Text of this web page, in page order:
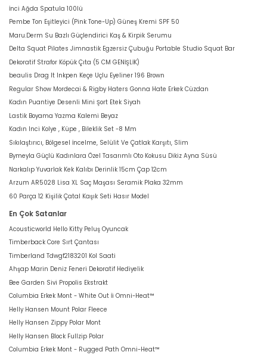
İnci Ağda Spatula 100lü
Pembe Ton Eşitleyici (Pink Tone-Up) Güneş Kremi SPF 50
Maru.Derm Su Bazlı Güçlendirici Kaş & Kirpik Serumu
Delta Squat Pilates Jimnastik Egzersiz Çubuğu Portable Studio Squat Bar
Dekoratif Strafor Köpük Çıta (5 CM GENİŞLİK)
beaulis Drag It Inkpen Keçe Uçlu Eyeliner 196 Brown
Regular Show Mordecai & Rigby Haters Gonna Hate Erkek Cüzdan
Kadın Puantiye Desenli Mini Şort Etek Siyah
Lastik Boyama Yazma Kalemi Beyaz
Kadın Inci Kolye , Küpe , Bileklik Set -8 Mm
Sıkılaştırıcı, Bölgesel İncelme, Selülit Ve Çatlak Karşıtı, Slim
Bymeyla Güçlü Kadınlara Özel Tasarımlı Oto Kokusu Dikiz Ayna Süsü
Narkalıp Yuvarlak Kek Kalıbı Derinlik 15cm Çap 12cm
Arzum AR5028 Lisa XL Saç Maşası Seramik Plaka 32mm
60 Parça 12 Kişilik Çatal Kaşık Seti Hasır Model
En Çok Satanlar
Acousticworld Hello Kitty Peluş Oyuncak
Timberback Core Sırt Çantası
Timberland Tdwgf2183201 Kol Saati
Ahşap Marin Deniz Feneri Dekoratif Hediyelik
Bee Garden Sivi Propolis Ekstrakt
Columbia Erkek Mont - White Out İi Omni-Heat™
Helly Hansen Mount Polar Fleece
Helly Hansen Zippy Polar Mont
Helly Hansen Block Fullzip Polar
Columbia Erkek Mont - Rugged Path Omni-Heat™